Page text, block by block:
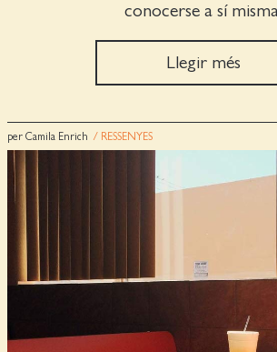
conocerse a sí
Llegir més
per Camila Enrich / RESSENYES